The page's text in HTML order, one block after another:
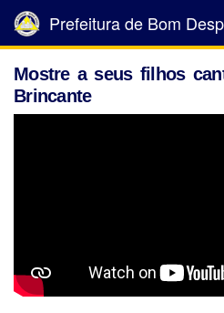
Prefeitura de Bom
Mostre a seus filhos
Brincante